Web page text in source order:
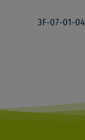
3F-07-01-04